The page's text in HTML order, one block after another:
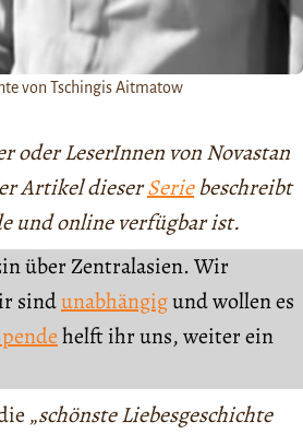
von Tschingis Aitmatow
LeserInnen von Novastan
Artikel dieserSeriebeschreibt
und online verfügbar ist.
über Zentralasien. Wir
sindunabhängigund wollen es
helft ihr uns, weiter ein
„schönste Liebesgeschichte